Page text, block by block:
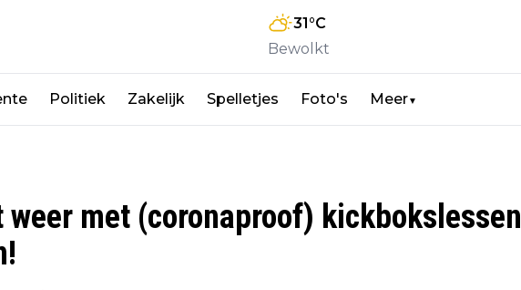
31°C
Bewolkt
Politiek Zakelijk Spelletjes Foto's Meer▼
weer met (coronaproof) kickbokslessen